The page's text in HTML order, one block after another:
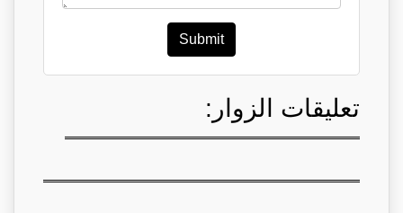
Submit
تعليقات الزوار: